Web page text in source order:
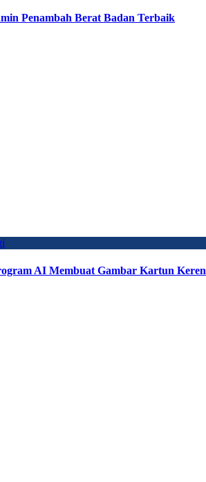
Penambah Berat Badan Terbaik
AI Membuat Gambar Kartun Keren